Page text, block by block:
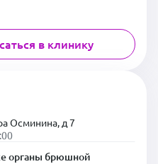
в клинику
Осминина, д 7
органы брюшной